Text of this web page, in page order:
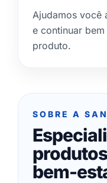
Ajudamos você
e continuar
produto.
SOBRE A
bem-